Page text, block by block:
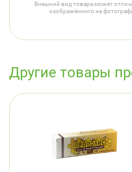
Внешний вид товара может
изображённого на
Другие товары